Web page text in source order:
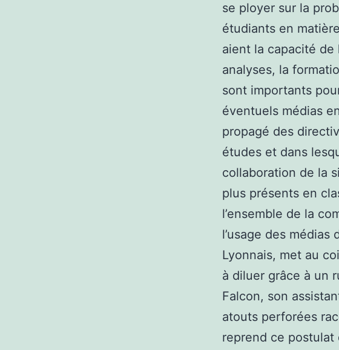
se ployer sur la
étudiants en
aient la capacité de
analyses, la
sont importants
éventuels médias
propagé des
études et dans
collaboration de la
plus présents en
l’ensemble de la
l’usage des médias
Lyonnais, met au
à diluer grâce à un
Falcon, son
atouts perforées
reprend ce